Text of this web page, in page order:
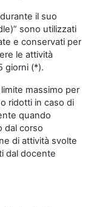
il suo
sono utilizzati
e conservati per
le attività
giorni (*).
massimo per
ridotti in caso di
quando
dal corso
di attività svolte
dal docente